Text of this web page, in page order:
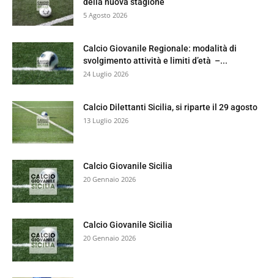
5 Agosto 2026
Calcio Giovanile Regionale: modalità di
svolgimento attività e limiti d’età –...
24 Luglio 2026
Calcio Dilettanti Sicilia, si riparte il 29 agosto
13 Luglio 2026
Calcio Giovanile Sicilia
20 Gennaio 2026
Calcio Giovanile Sicilia
20 Gennaio 2026